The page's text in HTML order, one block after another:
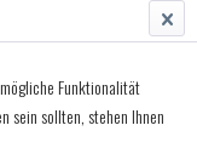
Funktionalität
sein sollten, stehen Ihnen